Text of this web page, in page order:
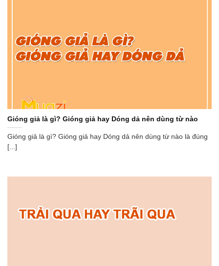
Gióng giả là gì? Gióng giả hay Dóng dả nên dùng từ nào
Gióng giả là gì? Gióng giả hay Dóng dả nên dùng từ nào là đúng
[...]